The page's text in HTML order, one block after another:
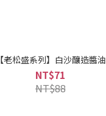
【老松盛系列】白沙釀造醬油
NT$71
NT$88